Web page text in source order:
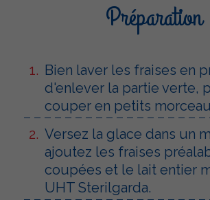
Préparation
Bien laver les fraises en
d'enlever la partie verte,
couper en petits
Versez la glace dans un
ajoutez les fraises
coupées et le lait entier
UHT Sterilgarda.